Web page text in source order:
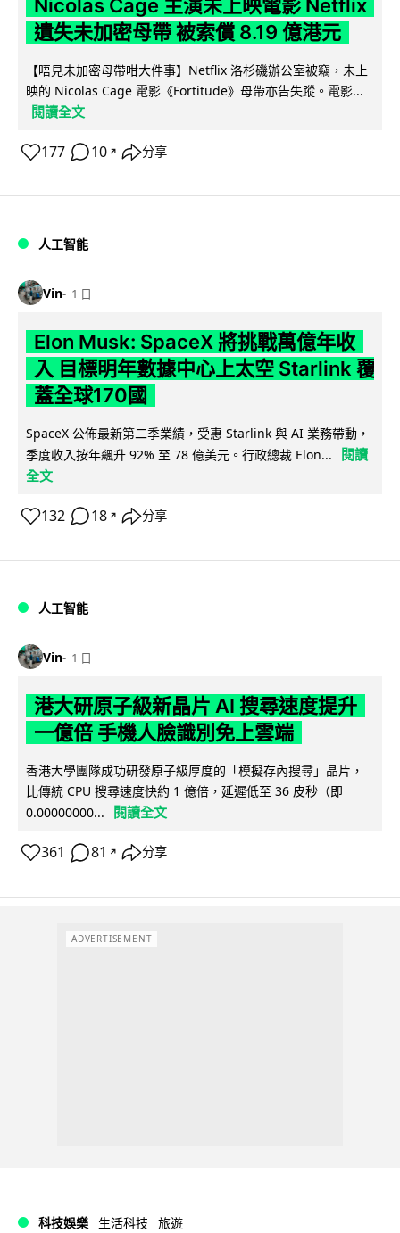
Nicolas Cage 主演未上映電影 Netflix
遺失未加密母帶 被索償 8.19 億港元
【唔見未加密母帶咁大件事】Netflix 洛杉磯辦公室被竊，未上
映的 Nicolas Cage 電影《Fortitude》母帶亦告失蹤。電影...
閱讀全文
177 10 ↗ 分享
人工智能
Vin 1 日
Elon Musk: SpaceX 將挑戰萬億年收
入 目標明年數據中心上太空 Starlink 覆
蓋全球170國
SpaceX 公佈最新第二季業績，受惠 Starlink 與 AI 業務帶動，
季度收入按年飆升 92% 至 78 億美元。行政總裁 Elon...
閱讀
全文
132 18 ↗ 分享
人工智能
Vin 1 日
港大研原子級新晶片 AI 搜尋速度提升
一億倍 手機人臉識別免上雲端
香港大學團隊成功研發原子級厚度的「模擬存內搜尋」晶片，
比傳統 CPU 搜尋速度快約 1 億倍，延遲低至 36 皮秒（即
0.00000000...
閱讀全文
361 81 ↗ 分享
ADVERTISEMENT
科技娛樂 生活科技 旅遊